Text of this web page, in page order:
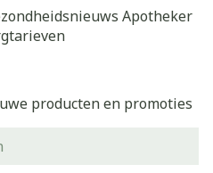
Apotheker
producten en promoties